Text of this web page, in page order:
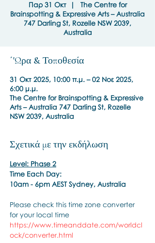
Παρ 31 Οκτ
  |
The Centre for
Brainspotting & Expressive Arts – Australia
747 Darling St, Rozelle NSW 2039,
Australia
΄'Ωρα & Τοποθεσία
31 Οκτ 2025, 10:00 π.μ. – 02 Νοε 2025,
6:00 μ.μ.
The Centre for Brainspotting & Expressive
Arts – Australia 747 Darling St, Rozelle
NSW 2039, Australia
Σχετικά με την εκδήλωση
Level: Phase 2
Time Each Day:
10am - 6pm AEST Sydney, Australia
Please check this time zone converter
for your local time
https://www.timeanddate.com/worldcl
ock/converter.html